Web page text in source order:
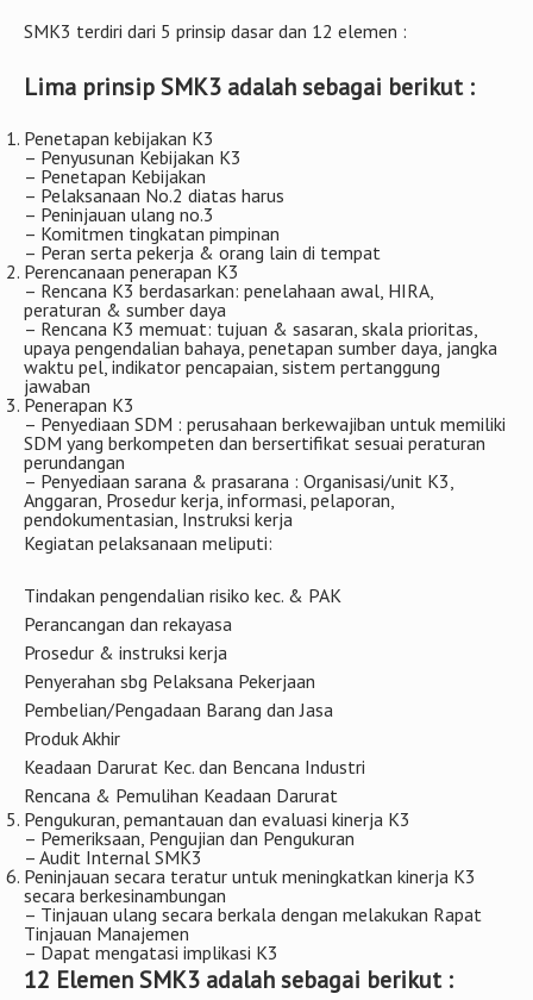
SMK3 terdiri dari 5 prinsip dasar dan 12 elemen :
Lima prinsip SMK3 adalah sebagai berikut :
Penetapan kebijakan K3
– Penyusunan Kebijakan K3
– Penetapan Kebijakan
– Pelaksanaan No.2 diatas harus
– Peninjauan ulang no.3
– Komitmen tingkatan pimpinan
– Peran serta pekerja & orang lain di tempat
Perencanaan penerapan K3
– Rencana K3 berdasarkan: penelahaan awal, HIRA,
peraturan & sumber daya
– Rencana K3 memuat: tujuan & sasaran, skala prioritas,
upaya pengendalian bahaya, penetapan sumber daya, jangka
waktu pel, indikator pencapaian, sistem pertanggung
jawaban
Penerapan K3
– Penyediaan SDM : perusahaan berkewajiban untuk memiliki
SDM yang berkompeten dan bersertifikat sesuai peraturan
perundangan
– Penyediaan sarana & prasarana : Organisasi/unit K3,
Anggaran, Prosedur kerja, informasi, pelaporan,
pendokumentasian, Instruksi kerja
Kegiatan pelaksanaan meliputi:
Tindakan pengendalian risiko kec. & PAK
Perancangan dan rekayasa
Prosedur & instruksi kerja
Penyerahan sbg Pelaksana Pekerjaan
Pembelian/Pengadaan Barang dan Jasa
Produk Akhir
Keadaan Darurat Kec. dan Bencana Industri
Rencana & Pemulihan Keadaan Darurat
Pengukuran, pemantauan dan evaluasi kinerja K3
– Pemeriksaan, Pengujian dan Pengukuran
– Audit Internal SMK3
Peninjauan secara teratur untuk meningkatkan kinerja K3
secara berkesinambungan
– Tinjauan ulang secara berkala dengan melakukan Rapat
Tinjauan Manajemen
– Dapat mengatasi implikasi K3
12 Elemen SMK3 adalah sebagai berikut :